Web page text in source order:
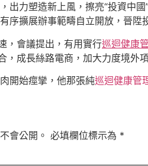
出力塑造新上風，擦亮“投資中
序擴展辦事範疇自立開放，晉陞
，會議提出，有用實行巡迴健康
，成長絲路電商，加大力度境外
開始痙攣，他那張純巡迴健康管
會公開。 必填欄位標示為 *